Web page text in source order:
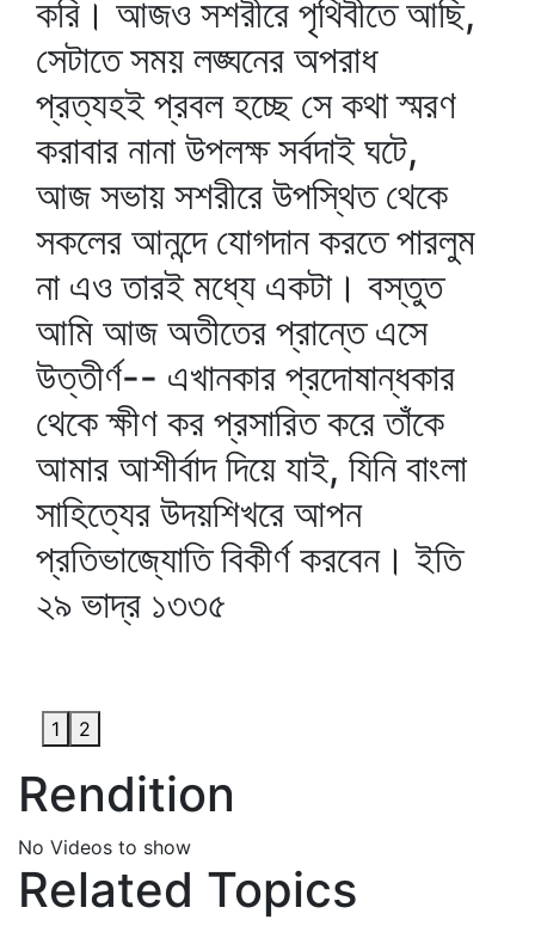
করি। আজও সশরীরে পৃথিবীতে আছি,
সেটাতে সময় লঙ্ঘনের অপরাধ
প্রত্যহই প্রবল হচ্ছে সে কথা স্মরণ
করাবার নানা উপলক্ষ সর্বদাই ঘটে,
আজ সভায় সশরীরে উপস্থিত থেকে
সকলের আনন্দে যোগদান করতে পারলুম
না এও তারই মধ্যে একটা। বস্তুত
আমি আজ অতীতের প্রান্তে এসে
উত্তীর্ণ-- এখানকার প্রদোষান্ধকার
থেকে ক্ষীণ কর প্রসারিত করে তাঁকে
আমার আশীর্বাদ দিয়ে যাই, যিনি বাংলা
সাহিত্যের উদয়শিখরে আপন
প্রতিভাজ্যোতি বিকীর্ণ করবেন। ইতি
২৯ ভাদ্র ১৩৩৫
1 2
Rendition
No Videos to show
Related Topics